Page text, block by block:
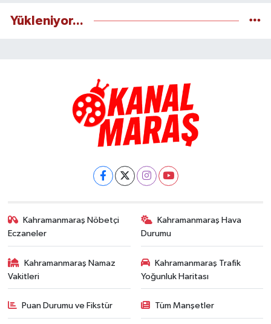
Yükleniyor...
Kahramanmaraş Nöbetçi
Eczaneler
Kahramanmaraş Hava
Durumu
Kahramanmaraş Namaz
Vakitleri
Kahramanmaraş Trafik
Yoğunluk Haritası
Puan Durumu ve Fikstür Tüm Manşetler